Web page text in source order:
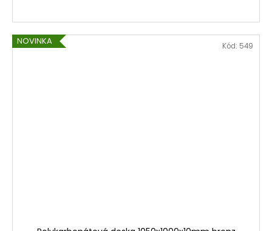
NOVINKA Kód: 549